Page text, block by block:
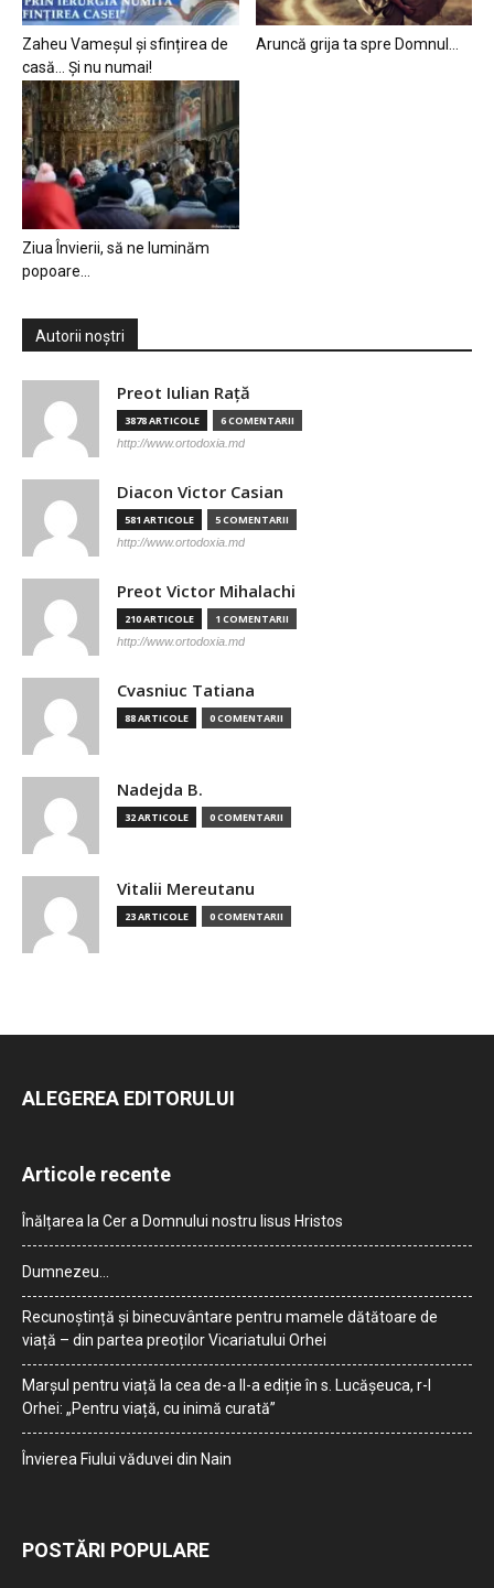
Zaheu Vameșul și sfințirea de
casă… Și nu numai!
Aruncă grija ta spre Domnul…
Ziua Învierii, să ne luminăm
popoare…
Autorii noștri
Preot Iulian Raţă
3878 ARTICOLE 6 COMENTARII
http://www.ortodoxia.md
Diacon Victor Casian
581 ARTICOLE 5 COMENTARII
http://www.ortodoxia.md
Preot Victor Mihalachi
210 ARTICOLE 1 COMENTARII
http://www.ortodoxia.md
Cvasniuc Tatiana
88 ARTICOLE 0 COMENTARII
Nadejda B.
32 ARTICOLE 0 COMENTARII
Vitalii Mereutanu
23 ARTICOLE 0 COMENTARII
ALEGEREA EDITORULUI
Articole recente
Înălțarea la Cer a Domnului nostru Iisus Hristos
Dumnezeu…
Recunoștință și binecuvântare pentru mamele dătătoare de
viață – din partea preoților Vicariatului Orhei
Marșul pentru viață la cea de-a II-a ediție în s. Lucășeuca, r-l
Orhei: „Pentru viață, cu inimă curată”
Învierea Fiului văduvei din Nain
POSTĂRI POPULARE